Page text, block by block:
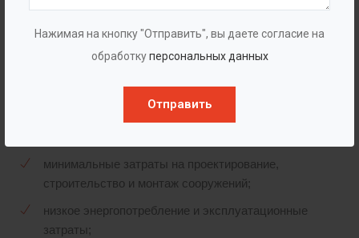
Нажимая на кнопку "Отправить", вы даете согласие на
обработкуперсональных данных
Отправить
Преимущества
простая и надежная эксплуатация;
минимальные затраты на проектирование,
строительство и монтаж сооружений;
низкое энергопотребление и эксплуатационные
затраты;